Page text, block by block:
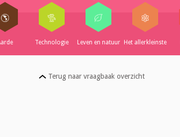
Technologie Leven en natuur Het allerkleinste
Terug naar vraagbaak overzicht